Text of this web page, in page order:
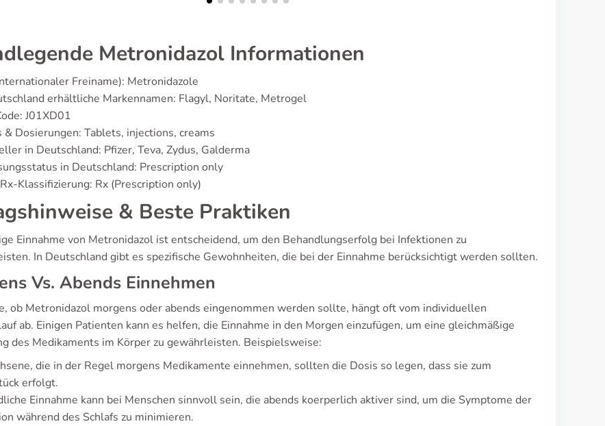
Metronidazol Informationen
Freiname): Metronidazole
erhältliche Markennamen: Flagyl, Noritate, Metrogel
J01XD01
& Dosierungen: Tablets, injections, creams
in Deutschland: Pfizer, Teva, Zydus, Galderma
in Deutschland: Prescription only
Klassifizierung: Rx (Prescription only)
& Beste Praktiken
Einnahme von Metronidazol ist entscheidend, um den Behandlungserfolg bei Infektionen zu
In Deutschland gibt es spezifische Gewohnheiten, die bei der Einnahme berücksichtigt werden sollten.
Vs. Abends Einnehmen
ob Metronidazol morgens oder abends eingenommen werden sollte, hängt oft vom individuellen
ab. Einigen Patienten kann es helfen, die Einnahme in den Morgen einzufügen, um eine gleichmäßige
des Medikaments im Körper zu gewährleisten. Beispielsweise:
die in der Regel morgens Medikamente einnehmen, sollten die Dosis so legen, dass sie zum
erfolgt.
Einnahme kann bei Menschen sinnvoll sein, die abends koerperlich aktiver sind, um die Symptome der
während des Schlafs zu minimieren.